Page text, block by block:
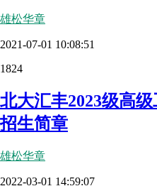
雄松华章
2021-07-01 10:08:51
1824
北大汇丰2023级高
招生简章
雄松华章
2022-03-01 14:59:07